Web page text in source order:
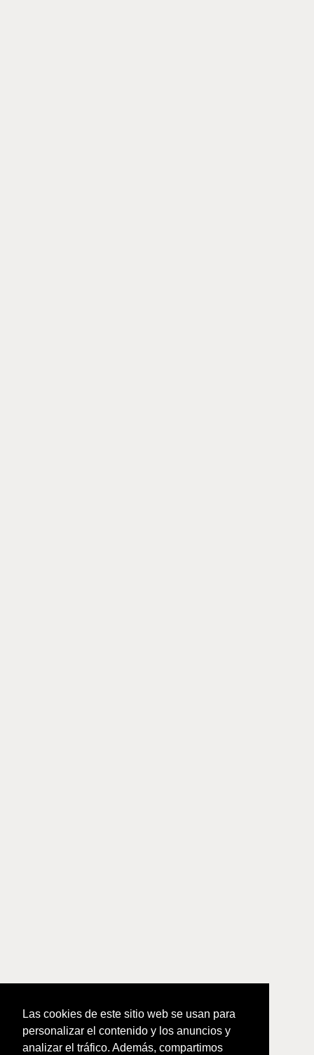
Las cookies de este sitio web se usan para
personalizar el contenido y los anuncios y
analizar el tráfico. Además, compartimos